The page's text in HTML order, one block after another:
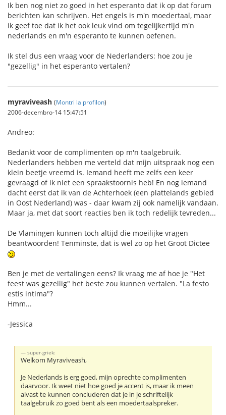
Ik ben nog niet zo goed in het esperanto dat ik op dat forum
berichten kan schrijven. Het engels is m'n moedertaal, maar
ik geef toe dat ik het ook leuk vind om tegelijkertijd m'n
nederlands en m'n esperanto te kunnen oefenen.
Ik stel dus een vraag voor de Nederlanders: hoe zou je
"gezellig" in het esperanto vertalen?
myraviveash (Montri la profilon)
2006-decembro-14 15:47:51
Andreo:
Bedankt voor de complimenten op m'n taalgebruik.
Nederlanders hebben me verteld dat mijn uitspraak nog een
klein beetje vreemd is. Iemand heeft me zelfs een keer
gevraagd of ik niet een spraakstoornis heb! En nog iemand
dacht eerst dat ik van de Achterhoek (een plattelands gebied
in Oost Nederland) was - daar kwam zij ook namelijk vandaan.
Maar ja, met dat soort reacties ben ik toch redelijk tevreden...
De Vlamingen kunnen toch altijd die moeilijke vragen
beantwoorden! Tenminste, dat is wel zo op het Groot Dictee
Ben je met de vertalingen eens? Ik vraag me af hoe je "Het
feest was gezellig" het beste zou kunnen vertalen. "La festo
estis intima"?
Hmm...
-Jessica
super-griek:
Welkom Myraviveash,
Je Nederlands is erg goed, mijn oprechte complimenten
daarvoor. Ik weet niet hoe goed je accent is, maar ik meen
alvast te kunnen concluderen dat je in je schriftelijk
taalgebruik zo goed bent als een moedertaalspreker.